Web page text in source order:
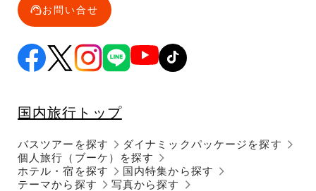
お問い合せ
国内旅行トップ
バスツアーを探す
個人旅行（ブーケ）を探す
ダイナミックパッケージを探す
ホテル・宿を探す
国内特集から探す
テーマから探す
写真から探す